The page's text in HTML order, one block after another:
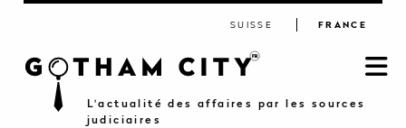
L'actualité des affaires par les sources
judiciaires
SUISSE FRANCE